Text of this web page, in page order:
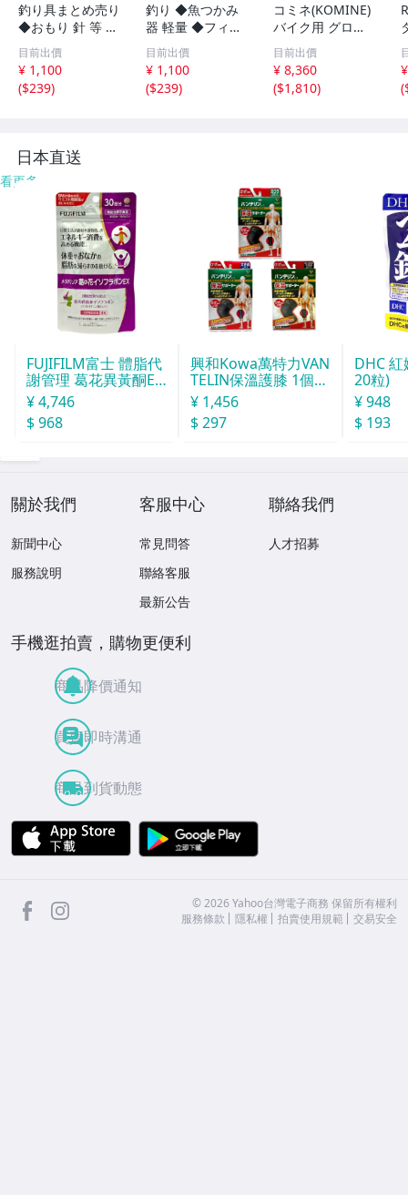
釣り具まとめ売り
◆おもり 針 等 釣
り 海釣り 川釣り
目前出價
¥ 1,100
($239)
釣り ◆魚つかみ
器 軽量 ◆フィッ
シュグリップ 防
錆性 フィッシュ
グリッパー コン
パクト 魚掴み器
目前出價
¥ 1,100
($239)
コミネ(KOMINE)
バイク用 グロー
ブ GK-2273 アー
バンメッシュグロ
ーブ Grey Black
Lya
目前出價
¥ 8,360
($1,810)
(
日本直送
看更多
FUJIFILM富士 體脂代
謝管理 葛花異黃酮EX
30日份 120粒
¥ 4,746
$ 968
興和Kowa萬特力VAN
TELIN保溫護膝 1個入
L
¥ 1,456
$ 297
DHC
20粒)
¥ 948
$ 193
關於我們
新聞中心
服務說明
客服中心
常見問答
聯絡客服
最新公告
聯絡我們
人才招募
手機逛拍賣，購物更便利
商品降價通知
買賣即時溝通
商品到貨動態
APP Store
facebook ©2026 Yahoo台灣電子商務 保留所有權利
服務條款
隱私權 拍賣使用規範 交易安全